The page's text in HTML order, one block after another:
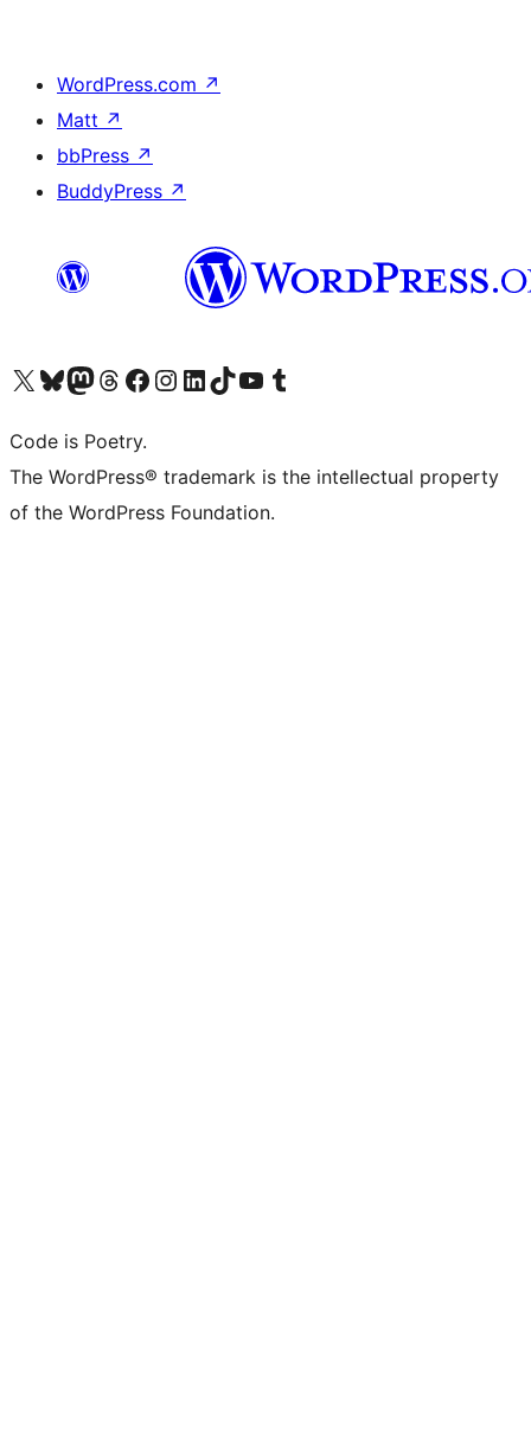
WordPress.com ↗
Matt ↗
bbPress ↗
BuddyPress ↗
ຢ້ຽມຊົມບັນຊີ X (ຊື່ເກົ່າ Twitter) ຂອງພວກເຮົາຢ້ຽມຊົມບັນຊີ Bluesky ຂອງພວກເຮົາຢ້ຽມຊົມບັນຊີ Mastodon ຂອງພວກເຮົາຢ້ຽມຊົມບັນຊີ Threads ຂອງພວກເຮົາຢ້ຽມຊົມໜ້າ Facebook ຂອງພວກເຮົາຢ້ຽມຊົມບັນຊີ Instagram ຂອງພວກເຮົາຢ້ຽມຊົມບັນຊີ LinkedIn ຂອງພວກເຮົາຢ້ຽມຊົມບັນຊີ TikTok ຂອງພວກເຮົາຢ້ຽມຊົມຊ່ອງ YouTube ຂອງພວກເຮົາຢ້ຽມຊົມບັນຊີ Tumblr ຂອງພວກເຮົາ
Code is Poetry.
The WordPress® trademark is the intellectual property
of the WordPress Foundation.